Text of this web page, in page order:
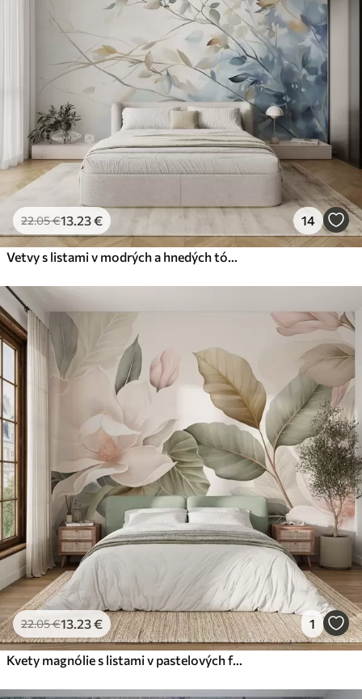
22.05€13.23€ 14
Vetvy s listami v modrých a hnedých tónoch, svetlé pozadie, mäkké a jemné, akvarelový štýl
22.05€13.23€ 1
Kvety magnólie s listami v pastelových farbách, bielej, ružovej a zelenej, jemné, delikátne, v akvarelovom štýle